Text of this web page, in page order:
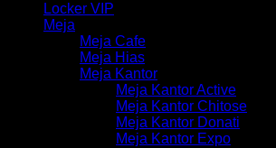
Locker VIP
Meja
Meja Cafe
Meja Hias
Meja Kantor
Meja Kantor Active
Meja Kantor Chitose
Meja Kantor Donati
Meja Kantor Expo